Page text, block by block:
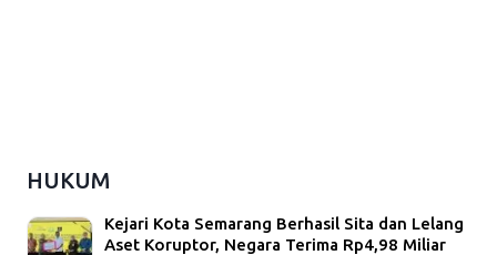
HUKUM
Kejari Kota Semarang Berhasil Sita dan Lelang
Aset Koruptor, Negara Terima Rp4,98 Miliar